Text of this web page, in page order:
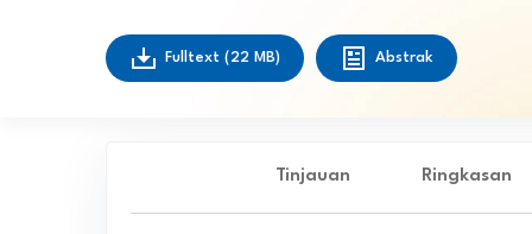
Fulltext (22 MB) Abstrak
Tinjauan Ringkasan